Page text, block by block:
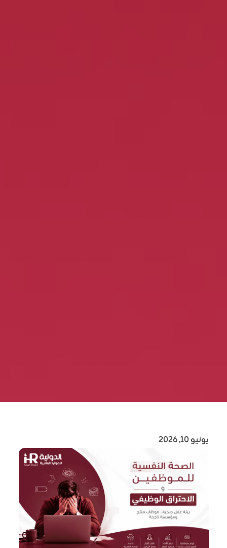
يونيو 10, 2026